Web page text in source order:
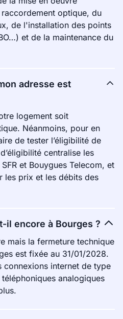
optique, du
de l'installation des points
et de la maintenance du
adresse est
logement soit
Néanmoins, pour en
de tester l’éligibilité de
centralise les
et Bouygues Telecom, et
les prix et les débits des
il encore à Bourges ?
mais la fermeture technique
est fixée au 31/01/2028.
connexions internet de type
analogiques